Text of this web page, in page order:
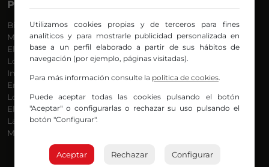
PROGRAMAS
Bilbosport
Más Música
El Madrugador
Lo Más Nuevo
Informativos
En Ruta
Locos por la Música
El Supermadrugador
La Mañana de Radio Nervión
Más Madrugada
Agurtzane
Belén Ollero
Dani
Eduardo
Eva Argote
Endika
Iker
Iñigo
Joseba
Utilizamos cookies propias y de terceros para fines
analíticos y para mostrarle publicidad personalizada en
base a un perfil elaborado a partir de sus hábitos de
navegación (por ejemplo, páginas visitadas).
Para más información consulte la política de cookies.
Puede aceptar todas las cookies pulsando el botón
"Aceptar" o configurarlas o rechazar su uso pulsando el
botón "Configurar".
Aceptar Rechazar Configurar